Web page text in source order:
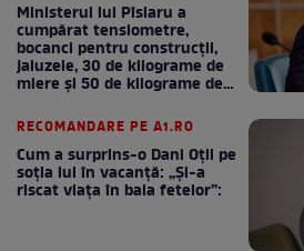
Ministerul lui Pîslaru a
cumpărat tensiometre,
bocanci pentru construcții,
jaluzele, 30 de kilograme de
miere și 50 de kilograme de
RECOMANDARE PE A1.RO
Cum a surprins-o Dani Oțil pe
soția lui în vacanță: „Și-a
riscat viața în baia fetelor”: